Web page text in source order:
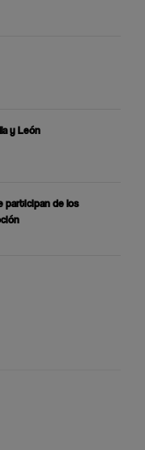
y León
participan de los